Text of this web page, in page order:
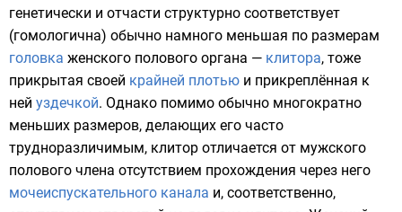
генетически и отчасти структурно соответствует
(гомологична) обычно намного меньшая по размерам
головка женского полового органа — клитора, тоже
прикрытая своей крайней плотью и прикреплённая к
ней уздечкой. Однако помимо обычно многократно
меньших размеров, делающих его часто
трудноразличимым, клитор отличается от мужского
полового члена отсутствием прохождения через него
мочеиспускательного канала и, соответственно,